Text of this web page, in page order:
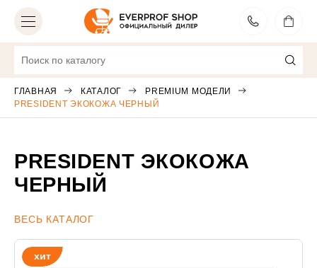
МОСКВА ВЫБЕРИТЕ ДРУГОЙ ГОРОД
Игровые кресла23
Для руководителей
Для посетителей
ГЛАВНАЯ КАТАЛОГ
PREMIUM МОДЕЛИ
PRESIDENT ЭКОКОЖА ЧЕРНЫЙ
PRESIDENT ЭКОКОЖА
ЧЕРНЫЙ
ВЕСЬ КАТАЛОГ
хит